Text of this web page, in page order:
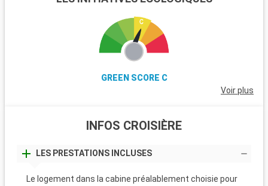
GREEN SCORE C
Voir plus
INFOS CROISIÈRE
LES PRESTATIONS INCLUSES
Le logement dans la cabine préalablement choisie pour